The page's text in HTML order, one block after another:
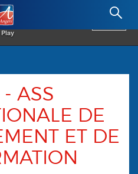
Angers.fr : Retour à l'accueil
ASS
DE
ET DE